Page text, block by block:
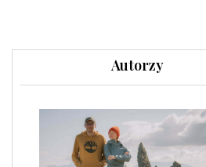
Autorzy